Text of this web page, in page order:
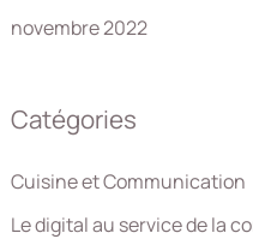
novembre 2022
Catégories
Cuisine et Communication
Le digital au service de la